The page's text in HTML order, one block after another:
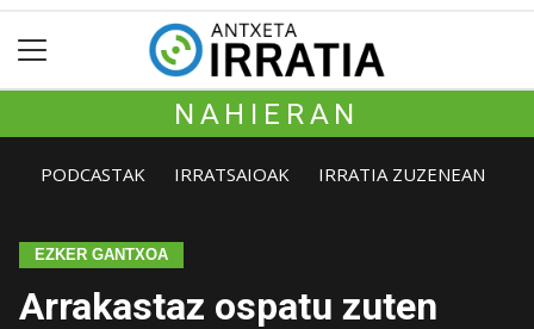
NAHIERAN
PODCASTAK IRRATSAIOAK IRRATIA ZUZENEAN
EZKER GANTXOA
Arrakastaz ospatu zuten